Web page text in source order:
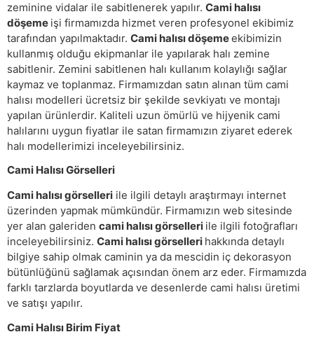
zeminine vidalar ile sabitlenerek yapılır. Cami halısı
döşeme işi firmamızda hizmet veren profesyonel ekibimiz
tarafından yapılmaktadır. Cami halısı döşemeekibimizin
kullanmış olduğu ekipmanlar ile yapılarak halı zemine
sabitlenir. Zemini sabitlenen halı kullanım kolaylığı sağlar
kaymaz ve toplanmaz. Firmamızdan satın alınan tüm cami
halısı modelleri ücretsiz bir şekilde sevkiyatı ve montajı
yapılan ürünlerdir. Kaliteli uzun ömürlü ve hijyenik cami
halılarını uygun fiyatlar ile satan firmamızın ziyaret ederek
halı modellerimizi inceleyebilirsiniz.
Cami Halısı Görselleri
Cami halısı görselleri ile ilgili detaylı araştırmayı internet
üzerinden yapmak mümkündür. Firmamızın web sitesinde
yer alan galeriden cami halısı görselleri ile ilgili fotoğrafları
inceleyebilirsiniz. Cami halısı görselleri hakkında detaylı
bilgiye sahip olmak caminin ya da mescidin iç dekorasyon
bütünlüğünü sağlamak açısından önem arz eder. Firmamızda
farklı tarzlarda boyutlarda ve desenlerde cami halısı üretimi
ve satışı yapılır.
Cami Halısı Birim Fiyat